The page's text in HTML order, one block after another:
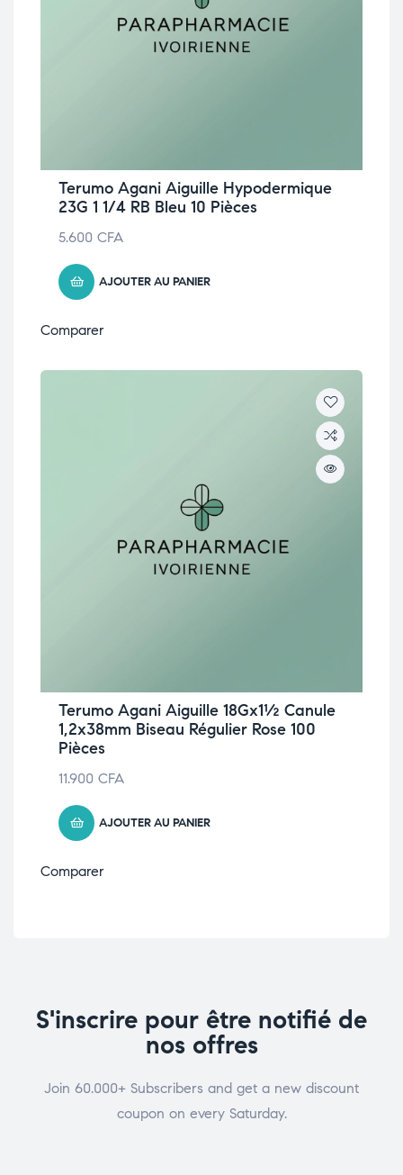
Terumo Agani Aiguille Hypodermique
23G 1 1/4 RB Bleu 10 Pièces
5.600 CFA
AJOUTER AU PANIER
Comparer
Terumo Agani Aiguille 18Gx1½ Canule
1,2x38mm Biseau Régulier Rose 100
Pièces
11.900 CFA
AJOUTER AU PANIER
Comparer
S'inscrire pour être notifié de
nos offres
Join 60.000+ Subscribers and get a new discount
coupon on every Saturday.